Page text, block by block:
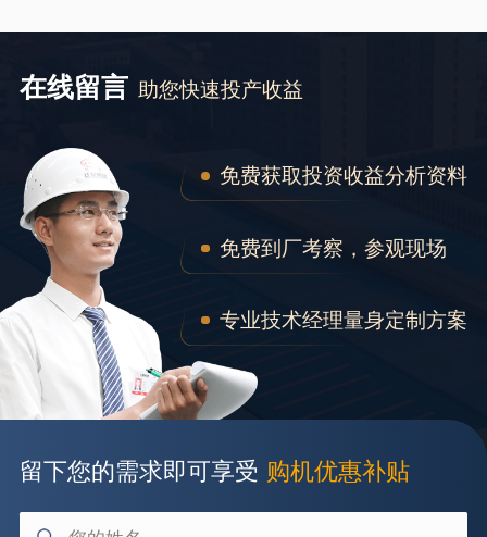
在线留言 助您快速投产收益
免费获取投资收益分析资料
免费到厂考察，参观现场
专业技术经理量身定制方案
留下您的需求即可享受 购机优惠补贴